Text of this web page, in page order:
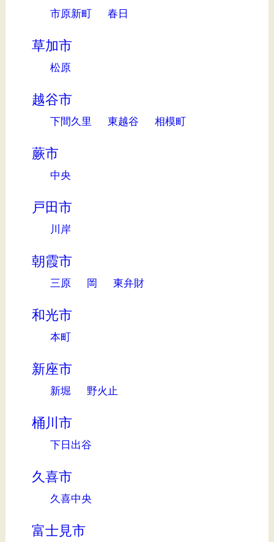
市原新町 春日
草加市
松原
越谷市
下間久里 東越谷 相模町
蕨市
中央
戸田市
川岸
朝霞市
三原 岡 東弁財
和光市
本町
新座市
新堀 野火止
桶川市
下日出谷
久喜市
久喜中央
富士見市